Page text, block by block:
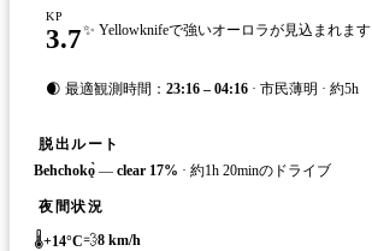
KP
3.7✨ Yellowknifeで強いオーロラが見込まれます
🌒 最適観測時間： 23:16 – 04:16 · 市民薄明 · 約5h
脱出ルート
Behchokǫ̀ — clear 17% · 約1h 20minのドライブ
夜間状況
🌡️+14°C💨8 km/h